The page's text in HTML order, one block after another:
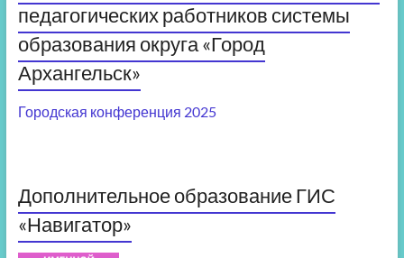
педагогических работников системы
образования округа «Город
Архангельск»
Городская конференция 2025
Дополнительное образование ГИС
«Навигатор»